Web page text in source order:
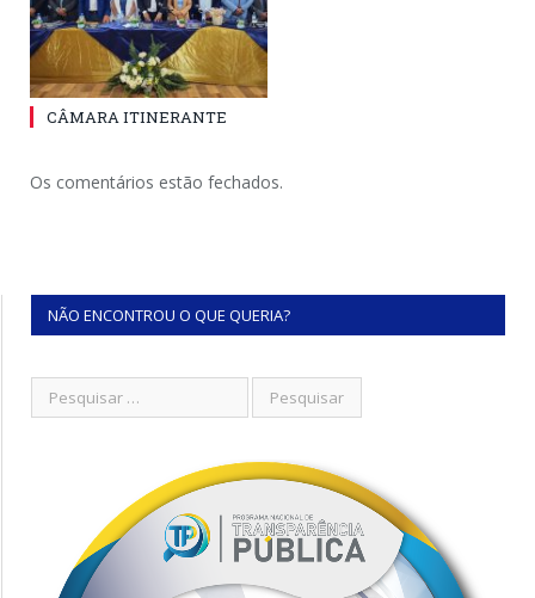
CÂMARA ITINERANTE
Os comentários estão fechados.
NÃO ENCONTROU O QUE QUERIA?